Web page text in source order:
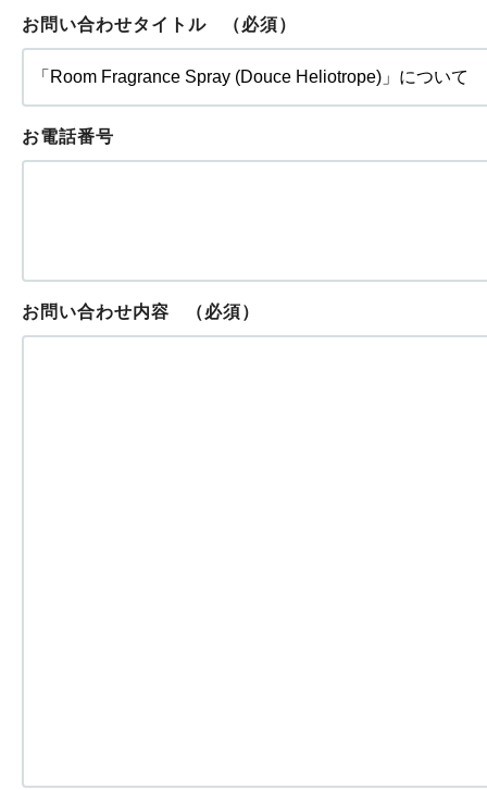
お問い合わせタイトル （必須）
お電話番号
お問い合わせ内容 （必須）